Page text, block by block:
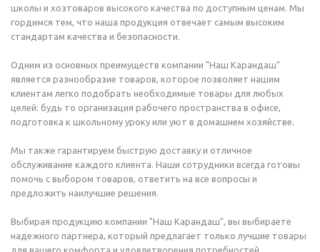
школы и хозтоваров высокого качества по доступным ценам. Мы
гордимся тем, что наша продукция отвечает самым высоким
стандартам качества и безопасности.
Одним из основных преимуществ компании "Наш Карандаш"
является разнообразие товаров, которое позволяет нашим
клиентам легко подобрать необходимые товары для любых
целей: будь то организация рабочего пространства в офисе,
подготовка к школьному уроку или уют в домашнем хозяйстве.
Мы также гарантируем быструю доставку и отличное
обслуживание каждого клиента. Наши сотрудники всегда готовы
помочь с выбором товаров, ответить на все вопросы и
предложить наилучшие решения.
Выбирая продукцию компании "Наш Карандаш", вы выбираете
надежного партнера, который предлагает только лучшие товары